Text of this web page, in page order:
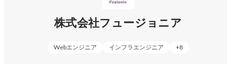
株式会社フュージョニア
Webエンジニア インフラエンジニア +8